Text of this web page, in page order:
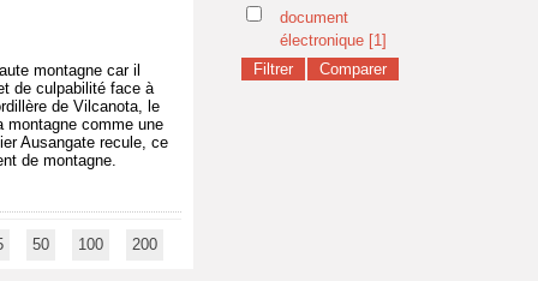
montagne car il
de culpabilité face à
de Vilcanota, le
montagne comme une
Ausangate recule, ce
de montagne.
50 100 200
document
électronique [1]